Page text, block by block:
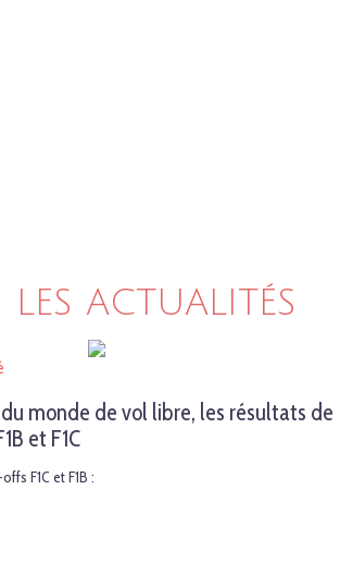
LES ACTUALITÉS
monde de vol libre, les résultats de
et F1C
F1C et F1B :